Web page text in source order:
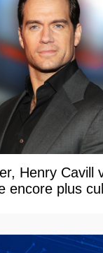
Henry Cavill
encore plus